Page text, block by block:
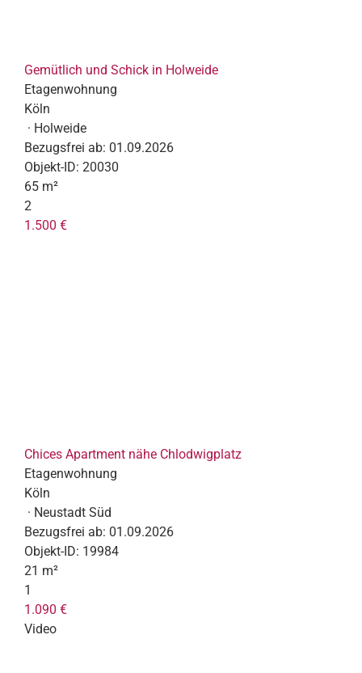
Gemütlich und Schick in Holweide
Etagenwohnung
Köln
· Holweide
Bezugsfrei ab: 01.09.2026
Objekt-ID: 20030
65 m²
2
1.500 €
Chices Apartment nähe Chlodwigplatz
Etagenwohnung
Köln
· Neustadt Süd
Bezugsfrei ab: 01.09.2026
Objekt-ID: 19984
21 m²
1
1.090 €
Video